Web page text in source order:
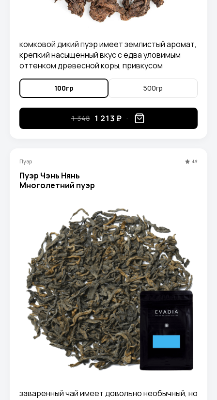
комковой дикий пуэр имеет землистый аромат,
крепкий насыщенный вкус с едва уловимым
оттенком древесной коры, привкусом
карамели и древесно-ореховыми нотками.
100гр 500гр
1 348 1 213 ₽
Пуэр 4.9
Пуэр Чэнь Нянь
Многолетний пуэр
заваренный чай имеет довольно необычный, но